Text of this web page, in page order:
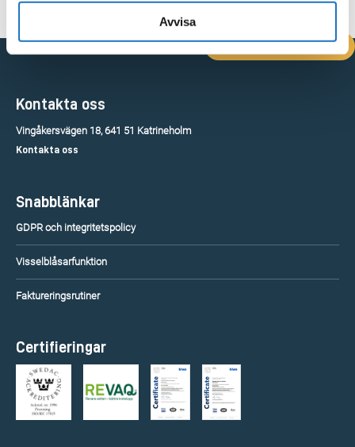
Avvisa
Kontakta oss
Vingåkersvägen 18, 641 51 Katrineholm
Kontakta oss
Snabblänkar
GDPR och integritetspolicy
Visselblåsarfunktion
Faktureringsrutiner
Certifieringar